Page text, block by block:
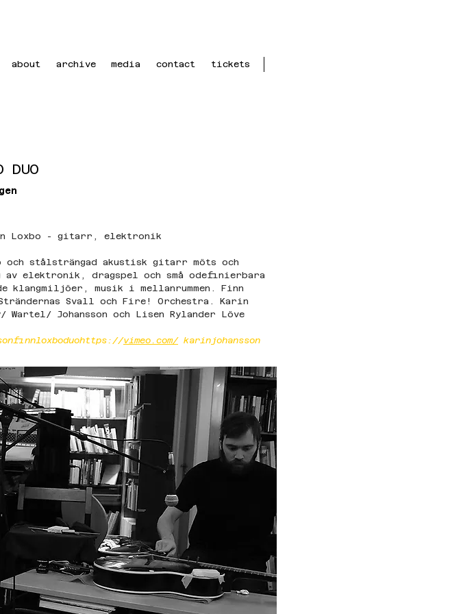
about archive media contact tickets
DUO
Loxbo - gitarr, elektronik
och stålsträngad akustisk gitarr möts och
av elektronik, dragspel och små odefinierbara
musik i mellanrummen. Finn
Svall och Fire! Orchestra. Karin
Wartel/ Johansson och Lisen Rylander Löve
vimeo.com/ karinjohansson